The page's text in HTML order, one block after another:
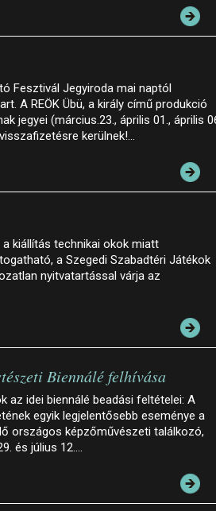
Fesztivál Jegyiroda mai naptól
A REÖK Übü, a király című produkció
jegyei (március.23., április 01., április
kerülnek!…
kiállítás technikai okok miatt
a Szegedi Szabadtéri Játékok
nyitvatartással várja az
Biennálé felhívása
az idei biennálé beadási feltételei: A
egyik legjelentősebb eseménye a
országos képzőművészeti találkozó,
és július 12.…